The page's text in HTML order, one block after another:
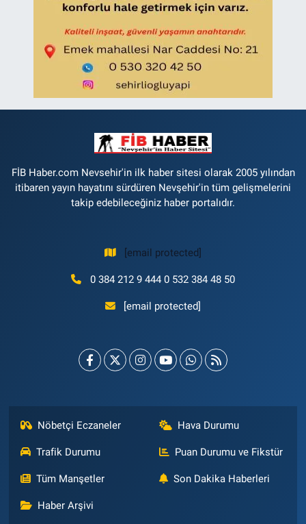
FİB Haber.com Nevsehir'in ilk haber sitesi olarak 2005 yılından
itibaren yayın hayatını sürdüren Nevşehir'in tüm gelişmelerini
takip edebileceğiniz haber portalıdır.
[email protected]
0 384 212 9 444 0 532 384 48 50
[email protected]
Nöbetçi Eczaneler Hava Durumu
Trafik Durumu Puan Durumu ve Fikstür
Tüm Manşetler Son Dakika Haberleri
Haber Arşivi